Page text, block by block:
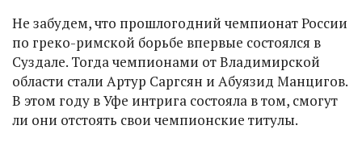
Не забудем, что прошлогодний чемпионат России
по греко-римской борьбе впервые состоялся в
Суздале. Тогда чемпионами от Владимирской
области стали Артур Саргсян и Абуязид Манцигов.
В этом году в Уфе интрига состояла в том, смогут
ли они отстоять свои чемпионские титулы.